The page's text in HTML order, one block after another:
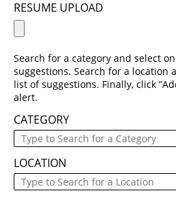
RESUME UPLOAD
Search for a category and select
suggestions. Search for a location
list of suggestions. Finally, click
alert.
CATEGORY
LOCATION